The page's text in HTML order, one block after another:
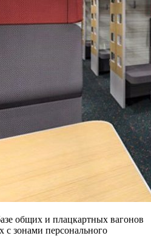
общих и плацкартных вагонов
с зонами персонального